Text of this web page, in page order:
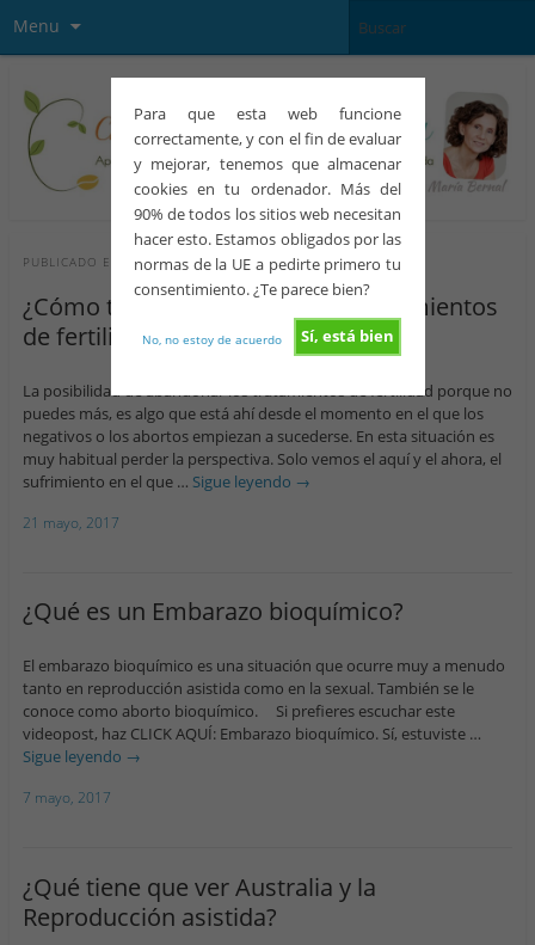
Para que esta web funcione
correctamente, y con el fin de evaluar
y mejorar, tenemos que almacenar
cookies en tu ordenador. Más del
90% de todos los sitios web necesitan
hacer esto. Estamos obligados por las
normas de la UE a pedirte primero tu
consentimiento. ¿Te parece bien?
Sí, está bien
No, no estoy de acuerdo
Menu
PUBLICADO EN EMOCIONES
¿Cómo te sentirás si dejas los tratamientos
de fertilidad?
La posibilidad de abandonar los tratamientos de fertilidad porque no
puedes más, es algo que está ahí desde el momento en el que los
negativos o los abortos empiezan a sucederse. En esta situación es
muy habitual perder la perspectiva. Solo vemos el aquí y el ahora, el
sufrimiento en el que … Sigue leyendo →
21 mayo, 2017
¿Qué es un Embarazo bioquímico?
El embarazo bioquímico es una situación que ocurre muy a menudo
tanto en reproducción asistida como en la sexual. También se le
conoce como aborto bioquímico. Si prefieres escuchar este
videopost, haz CLICK AQUÍ: Embarazo bioquímico. Sí, estuviste …
Sigue leyendo →
7 mayo, 2017
¿Qué tiene que ver Australia y la
Reproducción asistida?